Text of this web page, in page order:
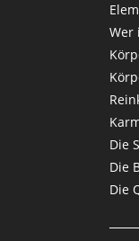
Wer
Die
Die
Die